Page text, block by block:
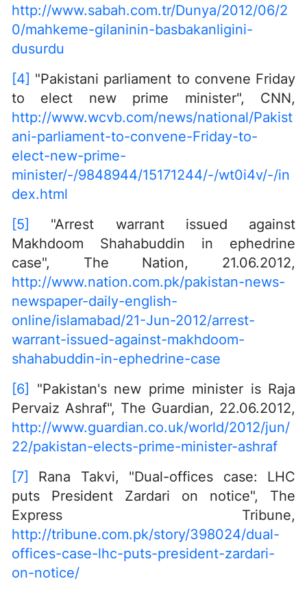
http://www.sabah.com.tr/Dunya/2012/06/2
0/mahkeme-gilaninin-basbakanligini-
dusurdu
[4] "Pakistani parliament to convene Friday
to elect new prime minister", CNN,
http://www.wcvb.com/news/national/Pakist
ani-parliament-to-convene-Friday-to-
elect-new-prime-
minister/-/9848944/15171244/-/wt0i4v/-/in
dex.html
[5]
"Arrest warrant issued against
Makhdoom Shahabuddin in ephedrine
case", The Nation, 21.06.2012,
http://www.nation.com.pk/pakistan-news-
newspaper-daily-english-
online/islamabad/21-Jun-2012/arrest-
warrant-issued-against-makhdoom-
shahabuddin-in-ephedrine-case
[6]
"Pakistan's new prime minister is Raja
Pervaiz Ashraf", The Guardian, 22.06.2012,
http://www.guardian.co.uk/world/2012/jun/
22/pakistan-elects-prime-minister-ashraf
[7]
Rana Takvi, "Dual-offices case: LHC
puts President Zardari on notice", The
Express Tribune,
http://tribune.com.pk/story/398024/dual-
offices-case-lhc-puts-president-zardari-
on-notice/